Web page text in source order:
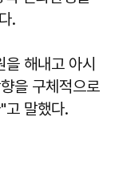
.
해내고 아시
을 구체적으로
고 말했다.